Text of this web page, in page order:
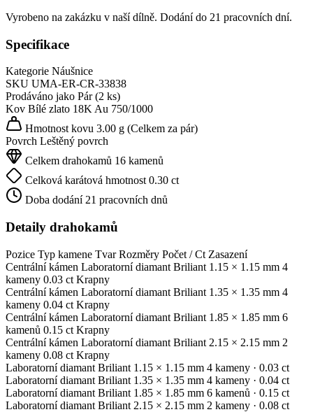
Vyrobeno na zakázku v naší dílně. Dodání do 21 pracovních dní.
Specifikace
Kategorie Náušnice
SKU UMA-ER-CR-33838
Prodáváno jako Pár (2 ks)
Kov Bílé zlato 18KAu 750/1000
Hmotnost kovu 3.00 g (Celkem za pár)
Povrch Leštěný povrch
Celkem drahokamů 16 kamenů
Celková karátová hmotnost 0.30 ct
Doba dodání 21 pracovních dnů
Detaily drahokamů
Pozice Typ kamene Tvar Rozměry Počet / Ct Zasazení
Centrální kámen Laboratorní diamant Briliant 1.15 × 1.15 mm 4
kameny 0.03 ct Krapny
Centrální kámen Laboratorní diamant Briliant 1.35 × 1.35 mm 4
kameny 0.04 ct Krapny
Centrální kámen Laboratorní diamant Briliant 1.85 × 1.85 mm 6
kamenů 0.15 ct Krapny
Centrální kámen Laboratorní diamant Briliant 2.15 × 2.15 mm 2
kameny 0.08 ct Krapny
Laboratorní diamant Briliant 1.15 × 1.15 mm 4 kameny · 0.03 ct
Laboratorní diamant Briliant 1.35 × 1.35 mm 4 kameny · 0.04 ct
Laboratorní diamant Briliant 1.85 × 1.85 mm 6 kamenů · 0.15 ct
Laboratorní diamant Briliant 2.15 × 2.15 mm 2 kameny · 0.08 ct